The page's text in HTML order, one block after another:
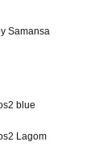
Samansa
blue
Lagom